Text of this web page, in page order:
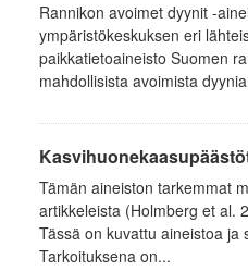
Rannikon avoimet dyynit -
ympäristökeskuksen eri
paikkatietoaineisto Suomen
mahdollisista avoimista
Tämän aineiston tarkemmat
artikkeleista (Holmberg et al.
Tässä on kuvattu aineistoa ja
Tarkoituksena on...